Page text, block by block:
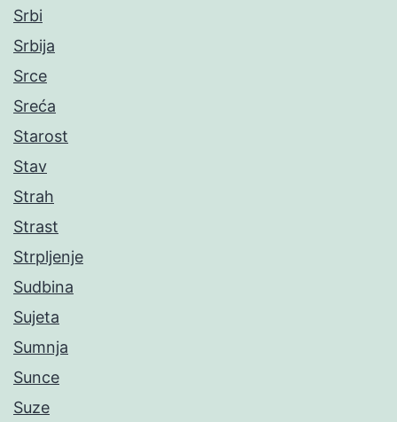
Srbi
Srbija
Srce
Sreća
Starost
Stav
Strah
Strast
Strpljenje
Sudbina
Sujeta
Sumnja
Sunce
Suze